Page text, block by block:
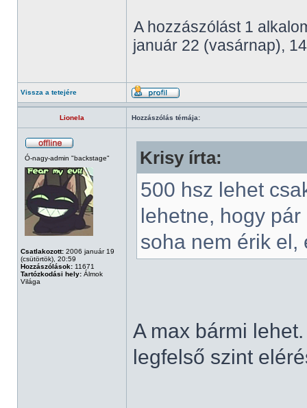
A hozzászólást 1
január 22 (vasárnap),
Vissza a tetejére
Lionela Hozzászólás témája:
Ó-nagy-admin "backstage"
Csatlakozott: 2006 január 19
(csütörtök), 20:59
Hozzászólások: 11671
Tartózkodási hely: Álmok
Világa
Krisy írta:
500 hsz lehet
lehetne, hogy
soha nem érik
A max bármi
legfelső szint